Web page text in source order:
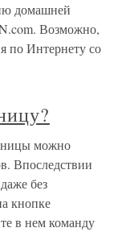
домашней
Возможно,
по Интернету со
можно
Впоследствии
без
кнопке
в нем команду